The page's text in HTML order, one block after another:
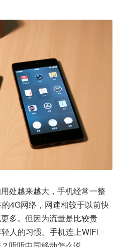
处越来越大，手机经常一整
4G网络，网速相较于以前快
多。但因为流量是比较贵
人的习惯。手机连上WiFi